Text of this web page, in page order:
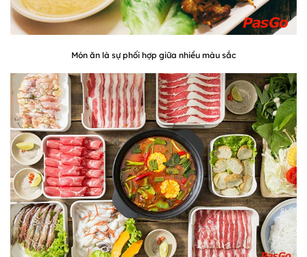
Món ăn là sự phối hợp giữa nhiều màu sắc